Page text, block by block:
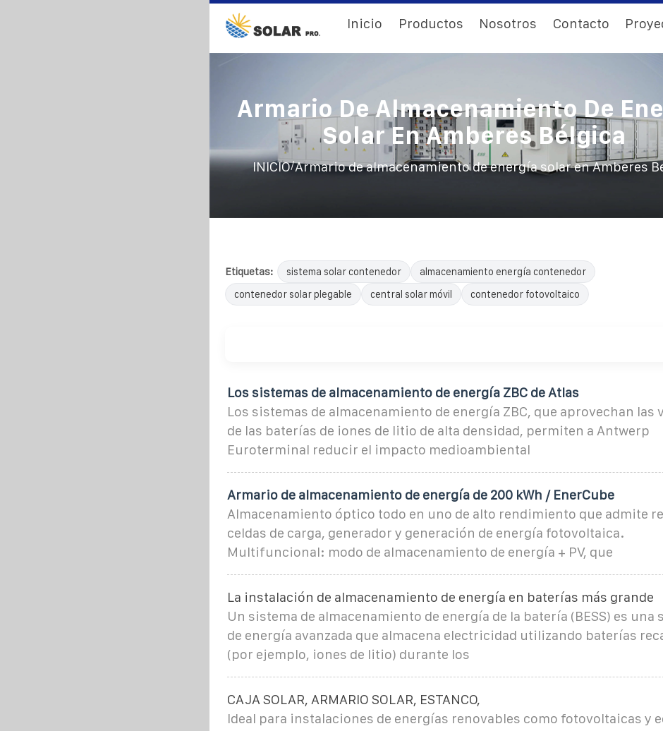
Inicio Productos Nosotros Contacto
Armario De Almacenamiento De
Solar En Amberes Bélgica
INICIO/Armario de almacenamiento de energía solar en Amberes
Etiquetas: sistema solar contenedor
almacenamiento energía contenedor
contenedor solar plegable
central solar móvil contenedor fotovoltaico
Los sistemas de almacenamiento de energía ZBC de Atlas
Los sistemas de almacenamiento de energía ZBC, que aprovechan las
de las baterías de iones de litio de alta densidad, permiten a Antwerp
Euroterminal reducir el impacto medioambiental
Armario de almacenamiento de energía de 200 kWh / EnerCube
Almacenamiento óptico todo en uno de alto rendimiento que admite
celdas de carga, generador y generación de energía fotovoltaica.
Multifuncional: modo de almacenamiento de energía + PV, que
La instalación de almacenamiento de energía en baterías más grande
Un sistema de almacenamiento de energía de la batería (BESS) es una
de energía avanzada que almacena electricidad utilizando baterías
(por ejemplo, iones de litio) durante los
CAJA SOLAR, ARMARIO SOLAR, ESTANCO,
Ideal para instalaciones de energías renovables como fotovoltaicas y